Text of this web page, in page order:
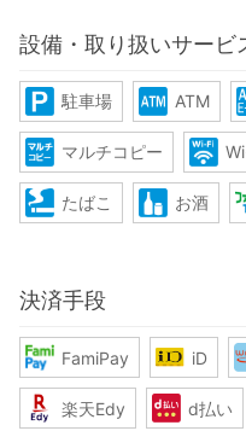
設備・取り扱いサービ
駐車場 ATM
マルチコピー
たばこ お酒
決済手段
FamiPay iD
楽天Edy d払い